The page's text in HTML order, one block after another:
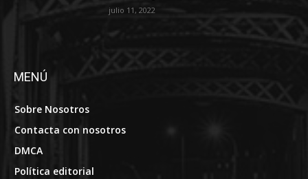
julio 11, 2022
MENÚ
Sobre Nosotros
Contacta con nosotros
DMCA
Política editorial